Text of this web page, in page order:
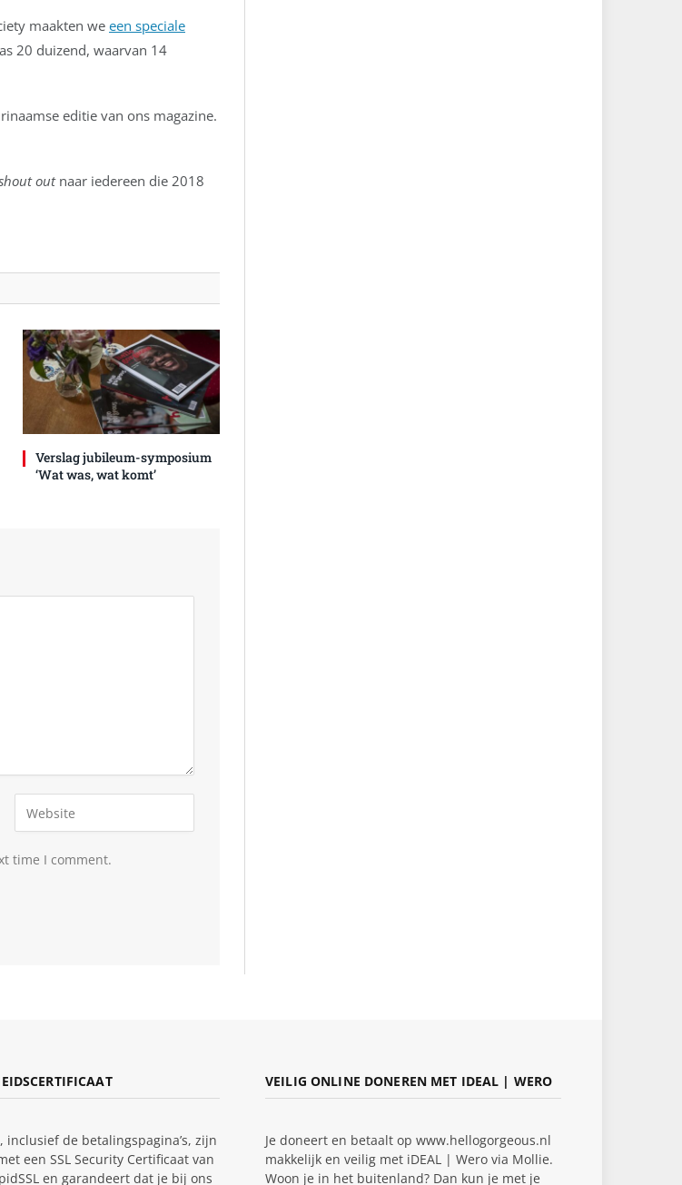
maakten we een speciale
20 duizend, waarvan 14
editie van ons magazine.
outnaar iedereen die 2018
Verslag jubileum-symposium
‘Wat was, wat komt’
time I comment.
inclusief de betalingspagina’s, zijn
een SSL Security Certificaat van
en garandeert dat je bij ons
VEILIG ONLINE DONEREN MET IDEAL | WERO
Je doneert en betaalt op www.hellogorgeous.nl
makkelijk en veilig met iDEAL | Wero via Mollie.
Woon je in het buitenland? Dan kun je met je